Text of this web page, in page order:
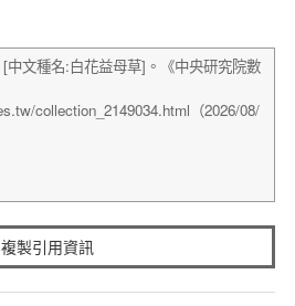
複製引用資訊